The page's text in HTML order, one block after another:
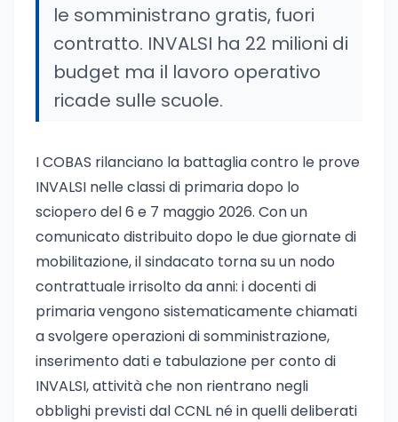
le somministrano gratis, fuori
contratto. INVALSI ha 22 milioni di
budget ma il lavoro operativo
ricade sulle scuole.
I COBAS rilanciano la battaglia contro le prove
INVALSI nelle classi di primaria dopo lo
sciopero del 6 e 7 maggio 2026. Con un
comunicato distribuito dopo le due giornate di
mobilitazione, il sindacato torna su un nodo
contrattuale irrisolto da anni: i docenti di
primaria vengono sistematicamente chiamati
a svolgere operazioni di somministrazione,
inserimento dati e tabulazione per conto di
INVALSI, attività che non rientrano negli
obblighi previsti dal CCNL né in quelli deliberati